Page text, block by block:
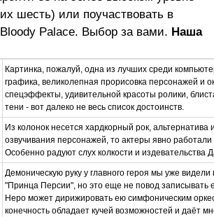
шесть) или поучаствовать в
Palace. Выбор за вами. Наша
Картинка, пожалуй, одна из лучших среди
графика, великолепная прорисовка персонажей и
спецэффекты, удивительной красоты ролики,
тени - вот далеко не весь список достоинств.
Из колонок несется хардкорный рок, альтернатива
озвучивания персонажей, то актеры явно
Особенно радуют слух колкости и издевательства
Демоническую руку у главного героя мы уже видели
"Принца Персии", но это еще не повод записывать
Неро может дирижировать ею симфоническим
конечность обладает кучей возможностей и даёт